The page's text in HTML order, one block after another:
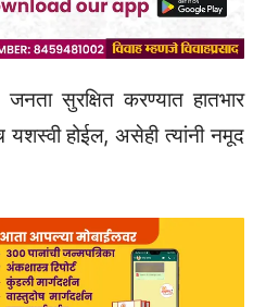
सुरक्षित करण्यात हातभार
होईल, असेही त्यांनी नमूद